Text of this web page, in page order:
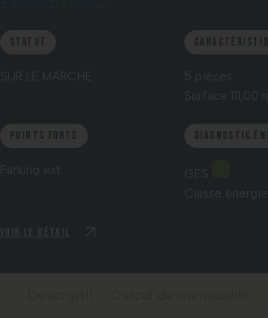
Statut
SUR LE MARCHE
5 pièces
Surface 111,00
Points forts
Parking ext.
Diagnostic
GES
Classe énergie
Voir le détail